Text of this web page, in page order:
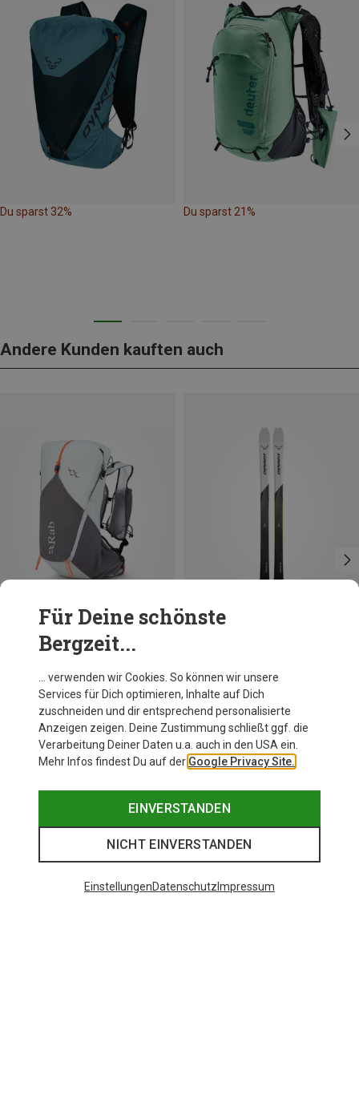
Du sparst 32% Du sparst 21%
Andere Kunden kauften auch
Veil XP 20 Rucksack
149,95 €
20L | M
Dynafit
Blacklight Pro Tourenski 26/27
899,95 €
178CM
Für Deine schönste
Bergzeit...
… verwenden wir Cookies. So können wir unsere
Services für Dich optimieren, Inhalte auf Dich
zuschneiden und dir entsprechend personalisierte
Anzeigen zeigen. Deine Zustimmung schließt ggf. die
Verarbeitung Deiner Daten u.a. auch in den USA ein.
Mehr Infos findest Du auf der Google Privacy Site.
EINVERSTANDEN
NICHT EINVERSTANDEN
EinstellungenDatenschutz Impressum